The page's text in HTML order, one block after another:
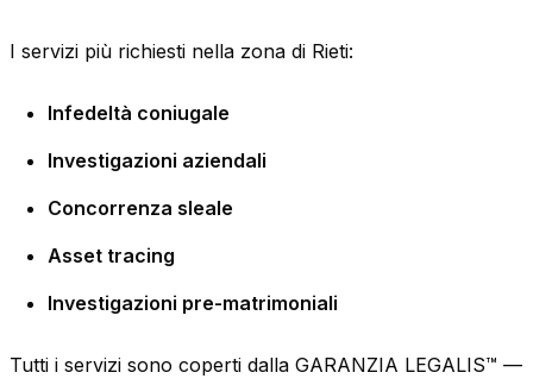
I servizi più richiesti nella zona di Rieti:
Infedeltà coniugale
Investigazioni aziendali
Concorrenza sleale
Asset tracing
Investigazioni pre-matrimoniali
Tutti i servizi sono coperti dalla GARANZIA LEGALIS™ —